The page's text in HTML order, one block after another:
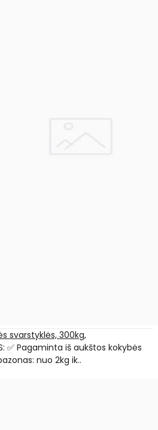
svarstyklės, 300kg,
✅ Pagaminta iš aukštos kokybės
nuo 2kg ik..